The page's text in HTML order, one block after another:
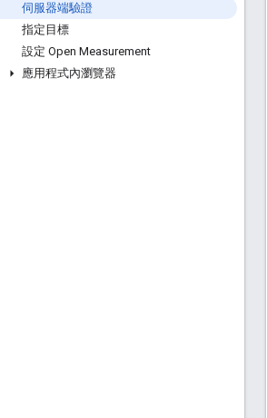
伺服器端驗證
指定目標
設定 Open Measurement
應用程式內瀏覽器